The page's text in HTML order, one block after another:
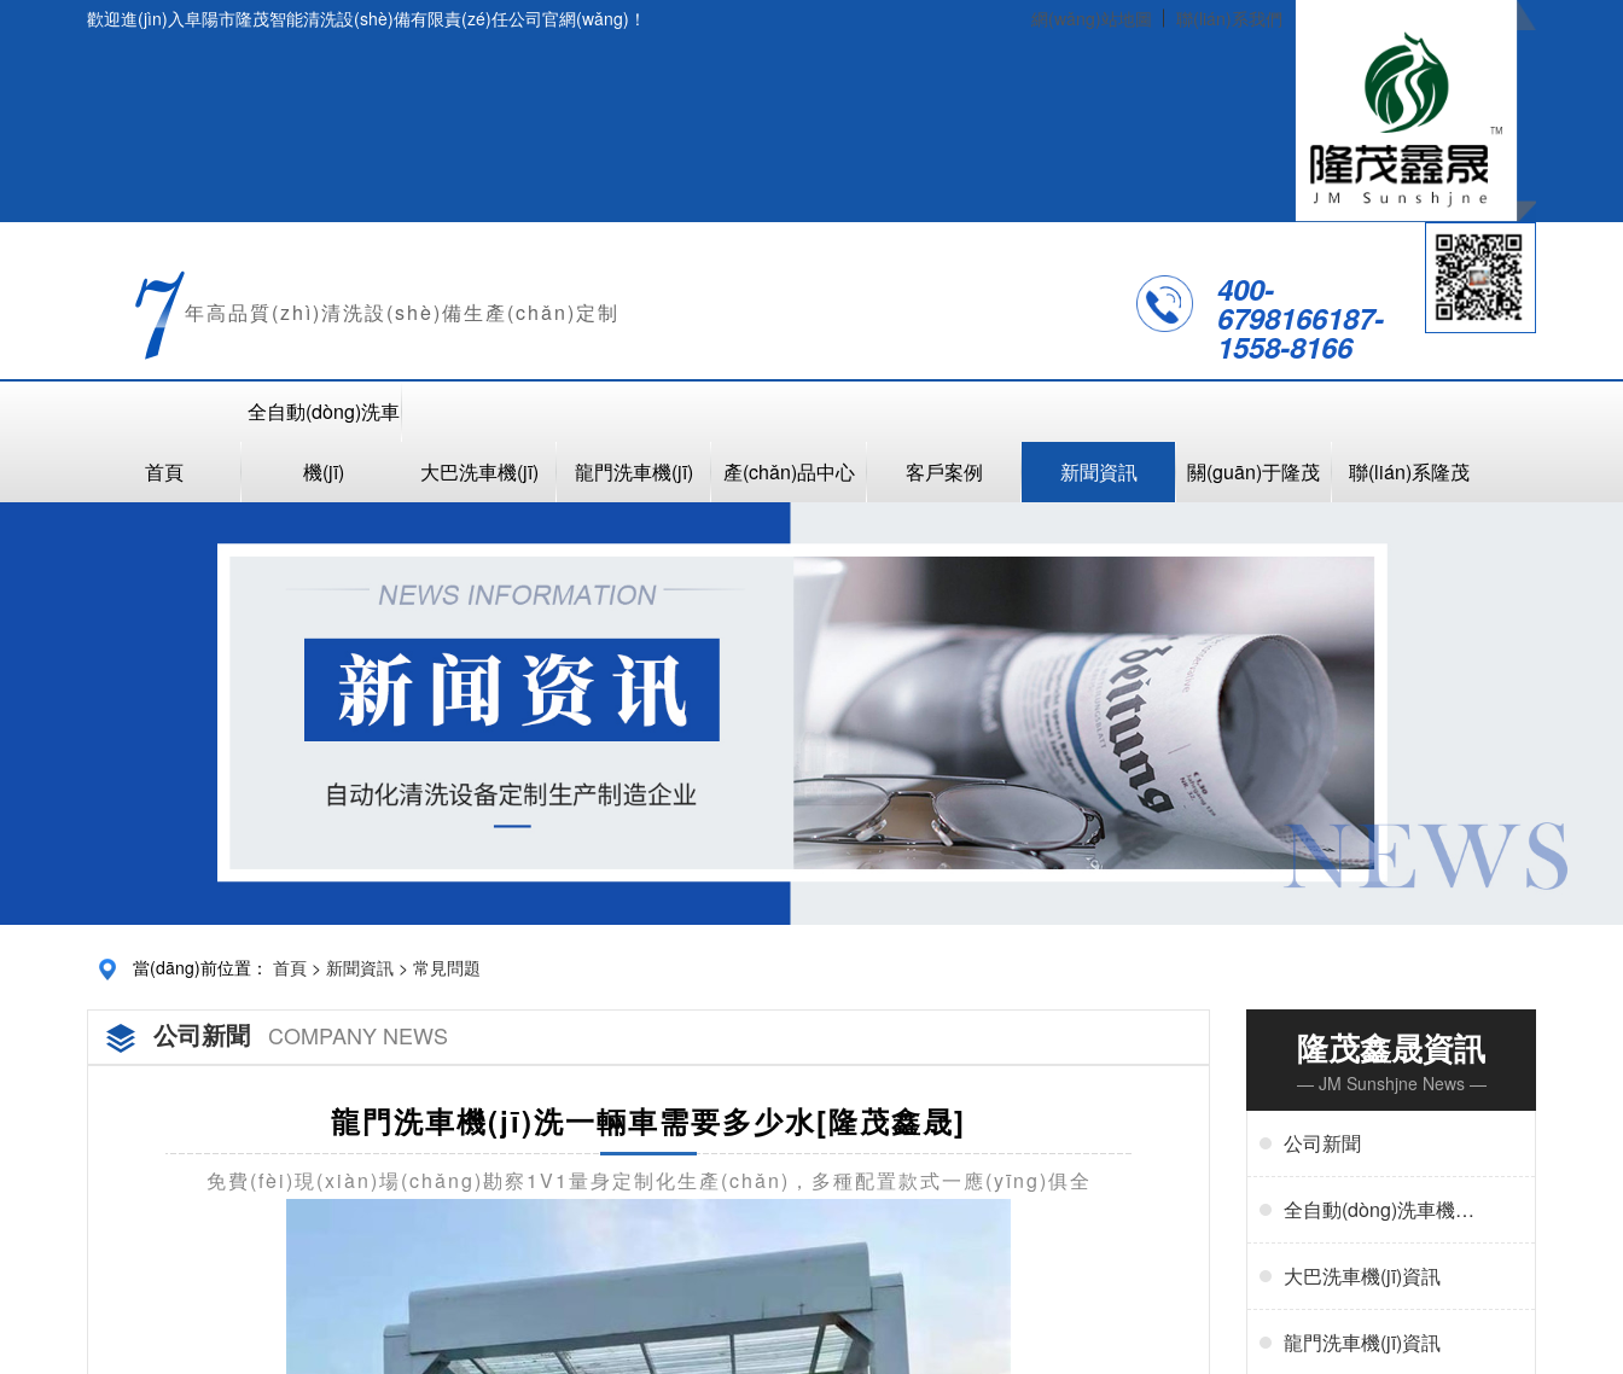
歡迎進(jìn)入阜陽市隆茂智能清洗設(shè)備有限責(zé)任公司官網(wǎng)！ 網(wǎng)站地圖 聯(lián)系我們
年高品質(zhì)清洗設(shè)備生產(chǎn)定制
400-
6798166187-
1558-8166
首頁
全自動(dòng)洗車
機(jī) 大巴洗車機(jī) 龍門洗車機(jī) 產(chǎn)品中心 客戶案例 新聞資訊 關(guān)于隆茂 聯(lián)系隆茂
當(dāng)前位置： 首頁 > 新聞資訊 > 常見問題
公司新聞 COMPANY NEWS
龍門洗車機(jī)洗一輛車需要多少水[隆茂鑫晟]
免費(fèi)現(xiàn)場(chǎng)勘察1V1量身定制化生產(chǎn)，多種配置款式一應(yīng)俱全
隆茂鑫晟資訊
— JM Sunshjne News —
公司新聞
全自動(dòng)洗車機(jī)
資訊
大巴洗車機(jī)資訊
龍門洗車機(jī)資訊